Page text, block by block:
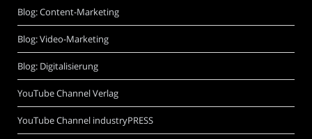
Blog: Content-Marketing
Blog: Video-Marketing
Blog: Digitalisierung
YouTube Channel Verlag
YouTube Channel industryPRESS